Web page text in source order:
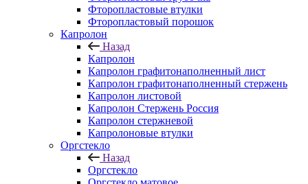
Фторопластовые втулки
Фторопластовый порошок
Капролон
Назад
Капролон
Капролон графитонаполненный лист
Капролон графитонаполненный стержень
Капролон листовой
Капролон Стержень Россия
Капролон стержневой
Капролоновые втулки
Оргстекло
Назад
Оргстекло